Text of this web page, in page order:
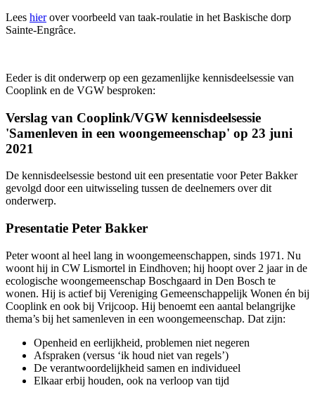
Lees hierover voorbeeld van taak-roulatie in het Baskische dorp
Sainte-Engrâce.
Eeder is dit onderwerp op een gezamenlijke kennisdeelsessie van
Cooplink en de VGW besproken:
Verslag van Cooplink/VGW kennisdeelsessie
'Samenleven in een woongemeenschap' op 23 juni
2021
De kennisdeelsessie bestond uit een presentatie voor Peter Bakker
gevolgd door een uitwisseling tussen de deelnemers over dit
onderwerp.
Presentatie Peter Bakker
Peter woont al heel lang in woongemeenschappen, sinds 1971. Nu
woont hij in CW Lismortel in Eindhoven; hij hoopt over 2 jaar in de
ecologische woongemeenschap Boschgaard in Den Bosch te
wonen. Hij is actief bij Vereniging Gemeenschappelijk Wonen én bij
Cooplink en ook bij Vrijcoop. Hij benoemt een aantal belangrijke
thema’s bij het samenleven in een woongemeenschap. Dat zijn:
Openheid en eerlijkheid, problemen niet negeren
Afspraken (versus ‘ik houd niet van regels’)
De verantwoordelijkheid samen en individueel
Elkaar erbij houden, ook na verloop van tijd